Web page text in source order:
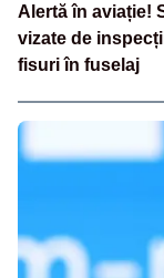
Alertă în aviație!
vizate de
fisuri în fuselaj